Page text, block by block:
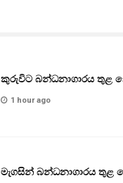
කුරුවිට බන්ධනාගාරය තුළ
1 hour ago
මැගසින් බන්ධනාගාරය